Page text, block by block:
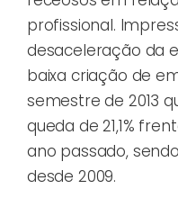
profissional.
desaceleração da
baixa criação de
semestre de 2013
queda de 21,1%
ano passado,
desde 2009.